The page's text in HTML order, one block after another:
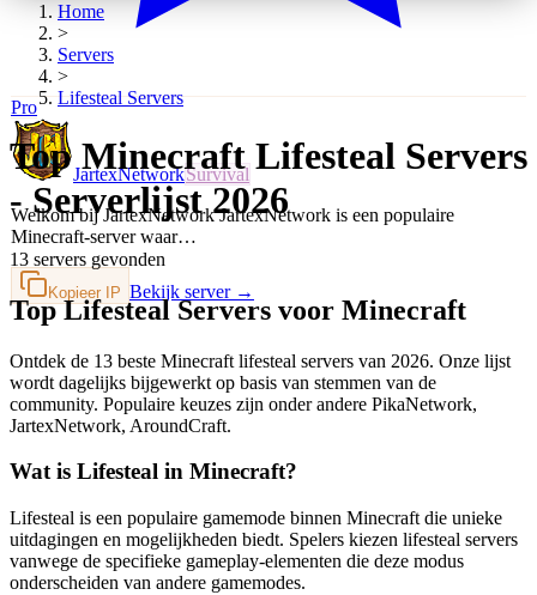
Pro
JartexNetworkSurvival
Welkom bij JartexNetwork JartexNetwork is een populaire
Minecraft-server waar…
Kopieer IP Bekijk server →
Home
>
Servers
>
LifestealServers
Top Minecraft Lifesteal Servers
- Serverlijst 2026
13 servers gevonden
Top Lifesteal Servers voor Minecraft
Ontdek de 13 beste Minecraft lifesteal servers van 2026. Onze lijst
wordt dagelijks bijgewerkt op basis van stemmen van de
community. Populaire keuzes zijn onder andere PikaNetwork,
JartexNetwork, AroundCraft.
Wat is Lifesteal in Minecraft?
Lifesteal is een populaire gamemode binnen Minecraft die unieke
uitdagingen en mogelijkheden biedt. Spelers kiezen lifesteal servers
vanwege de specifieke gameplay-elementen die deze modus
onderscheiden van andere gamemodes.